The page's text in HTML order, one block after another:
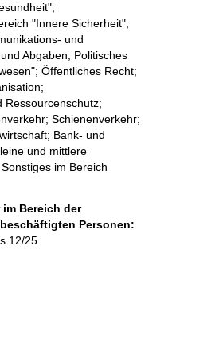
"Innere Sicherheit";
und
Abgaben; Politisches
Öffentliches Recht;
Ressourcenschutz;
Schienenverkehr;
Bank- und
und mittlere
im Bereich
Bereich der
Personen:
12/25